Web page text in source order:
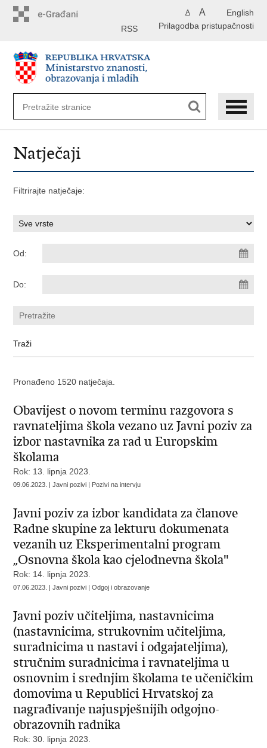
English
A A
Prilagodba pristupačnosti
RSS
Natječaji
Filtrirajte natječaje:
Od:
Do:
Pronađeno 1520 natječaja.
Obavijest o novom terminu razgovora s
ravnateljima škola vezano uz Javni poziv za
izbor nastavnika za rad u Europskim
školama
Rok: 13. lipnja 2023.
09.06.2023. | Javni pozivi | Pozivi na intervju
Javni poziv za izbor kandidata za članove
Radne skupine za lekturu dokumenata
vezanih uz Eksperimentalni program
„Osnovna škola kao cjelodnevna škola"
Rok: 14. lipnja 2023.
07.06.2023. | Javni pozivi | Odgoj i obrazovanje
Javni poziv učiteljima, nastavnicima
(nastavnicima, strukovnim učiteljima,
suradnicima u nastavi i odgajateljima),
stručnim suradnicima i ravnateljima u
osnovnim i srednjim školama te učeničkim
domovima u Republici Hrvatskoj za
nagrađivanje najuspješnijih odgojno-
obrazovnih radnika
Rok: 30. lipnja 2023.